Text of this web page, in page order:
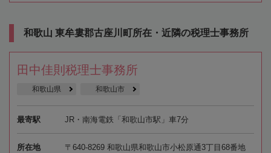
和歌山 東牟婁郡古座川町所在・近隣の税理士事務所
田中佳則税理士事務所
和歌山県 和歌山市
最寄駅 JR・南海電鉄「和歌山市駅」車7分
所在地
〒640-8269 和歌山県和歌山市小松原通3丁目68番地